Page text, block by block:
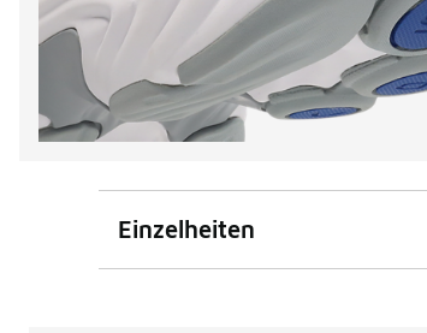
Einzelheiten